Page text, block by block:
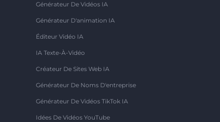
Générateur De Vidéos IA
Générateur D'animation IA
Éditeur Vidéo IA
IA Texte-À-Vidéo
Créateur De Sites Web IA
Générateur De Noms D'entreprise
Générateur De Vidéos TikTok IA
Idées De Vidéos YouTube